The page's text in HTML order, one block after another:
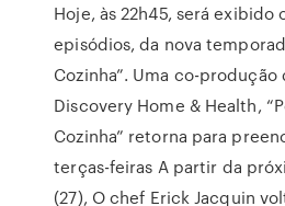
Hoje, às 22h45, será
episódios, da nova
Cozinha”. Uma co-produção
Discovery Home & Health,
Cozinha” retorna para
terças-feiras A partir da
(27), O chef Erick Jacquin